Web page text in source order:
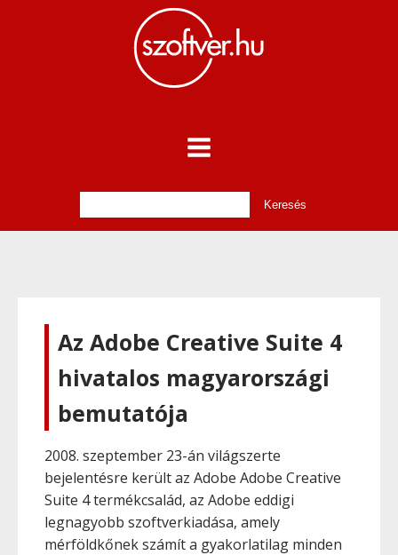
Az Adobe Creative Suite 4
hivatalos magyarországi
bemutatója
2008. szeptember 23-án világszerte
bejelentésre került az Adobe Adobe Creative
Suite 4 termékcsalád, az Adobe eddigi
legnagyobb szoftverkiadása, amely
mérföldkőnek számít a gyakorlatilag minden